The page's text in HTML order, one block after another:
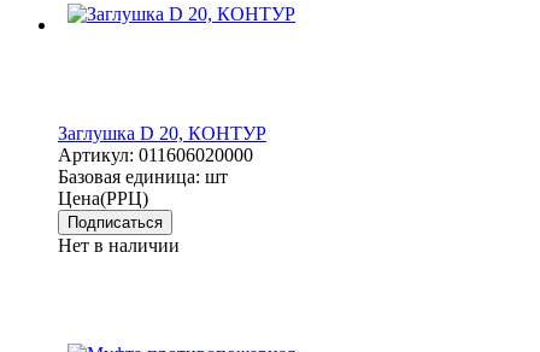
Заглушка D 20, КОНТУР
Артикул: 011606020000
Базовая единица: шт
Цена(РРЦ)
Подписаться
Нет в наличии